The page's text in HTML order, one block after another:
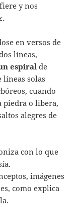
y nos
en versos de
líneas,
espiralde
líneas solas
cuando
piedra o libera,
alegres de
con lo que
imágenes
como explica